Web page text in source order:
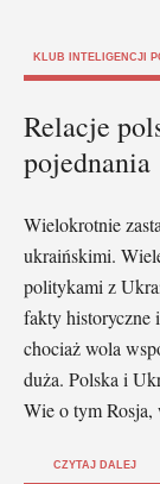
KLUB INTELIGENCJI
Relacje
pojednania
Wielokrotnie
ukraińskimi.
politykami z
fakty historyczne
chociaż wola
duża. Polska i
Wie o tym
CZYTAJ DALEJ